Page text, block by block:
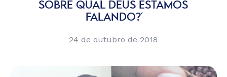
SOBRE QUAL DEUS ESTAMOS
FALANDO?´
24 de outubro de 2018